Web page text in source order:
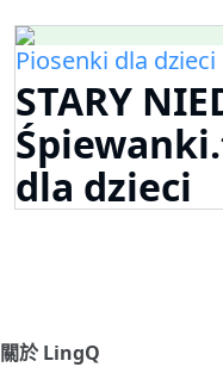
Piosenki dla dzieci
STARY
dla dzieci
關於 LingQ